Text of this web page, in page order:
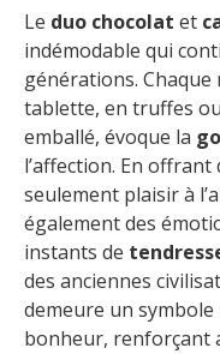
Le duo chocolat et
indémodable qui
générations. Chaque
tablette, en truffes
emballé, évoque la
l’affection. En
seulement plaisir à
également des
instants de
des anciennes
demeure un
bonheur, renforçant